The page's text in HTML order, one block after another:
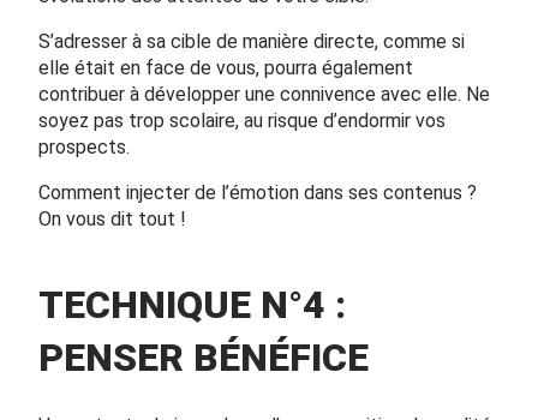
S’adresser à sa cible de manière directe, comme si
elle était en face de vous, pourra également
contribuer à développer une connivence avec elle. Ne
soyez pas trop scolaire, au risque d’endormir vos
prospects.
Comment injecter de l’émotion dans ses contenus ?
On vous dit tout !
TECHNIQUE N°4 :
PENSER BÉNÉFICE